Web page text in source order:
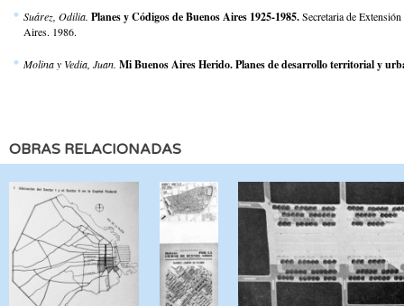
Suárez, Odilia. Planes y Códigos de Buenos Aires 1925-1985.Secretaria de
Aires. 1986.
Molina y Vedia, Juan. Mi Buenos Aires Herido. Planes de desarrollo territorial y
OBRAS RELACIONADAS